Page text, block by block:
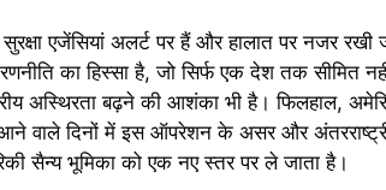
एजेंसियां अलर्ट पर हैं और हालात पर नजर
का हिस्सा है, जो सिर्फ एक देश तक सीमित
अस्थिरता बढ़ने की आशंका भी है। फिलहाल,
वाले दिनों में इस ऑपरेशन के असर और
सैन्य भूमिका को एक नए स्तर पर ले जाता है।